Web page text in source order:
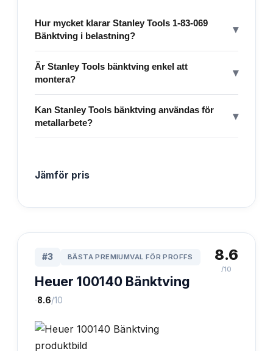
Hur mycket klarar Stanley Tools 1-83-069
Bänktving i belastning?
▾
Är Stanley Tools bänktving enkel att
montera?
▾
Kan Stanley Tools bänktving användas för
metallarbete?
▾
Jämför pris
#3 BÄSTA PREMIUMVAL FÖR PROFFS
Heuer 100140 Bänktving
·8.6/10
8.6
/10